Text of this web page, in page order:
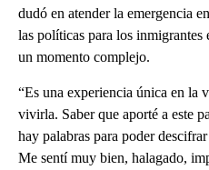
dudó en atender la emergencia
las políticas para los inmigrantes
un momento complejo.
“Es una experiencia única en la
vivirla. Saber que aporté a este
hay palabras para poder
Me sentí muy bien, halagado,